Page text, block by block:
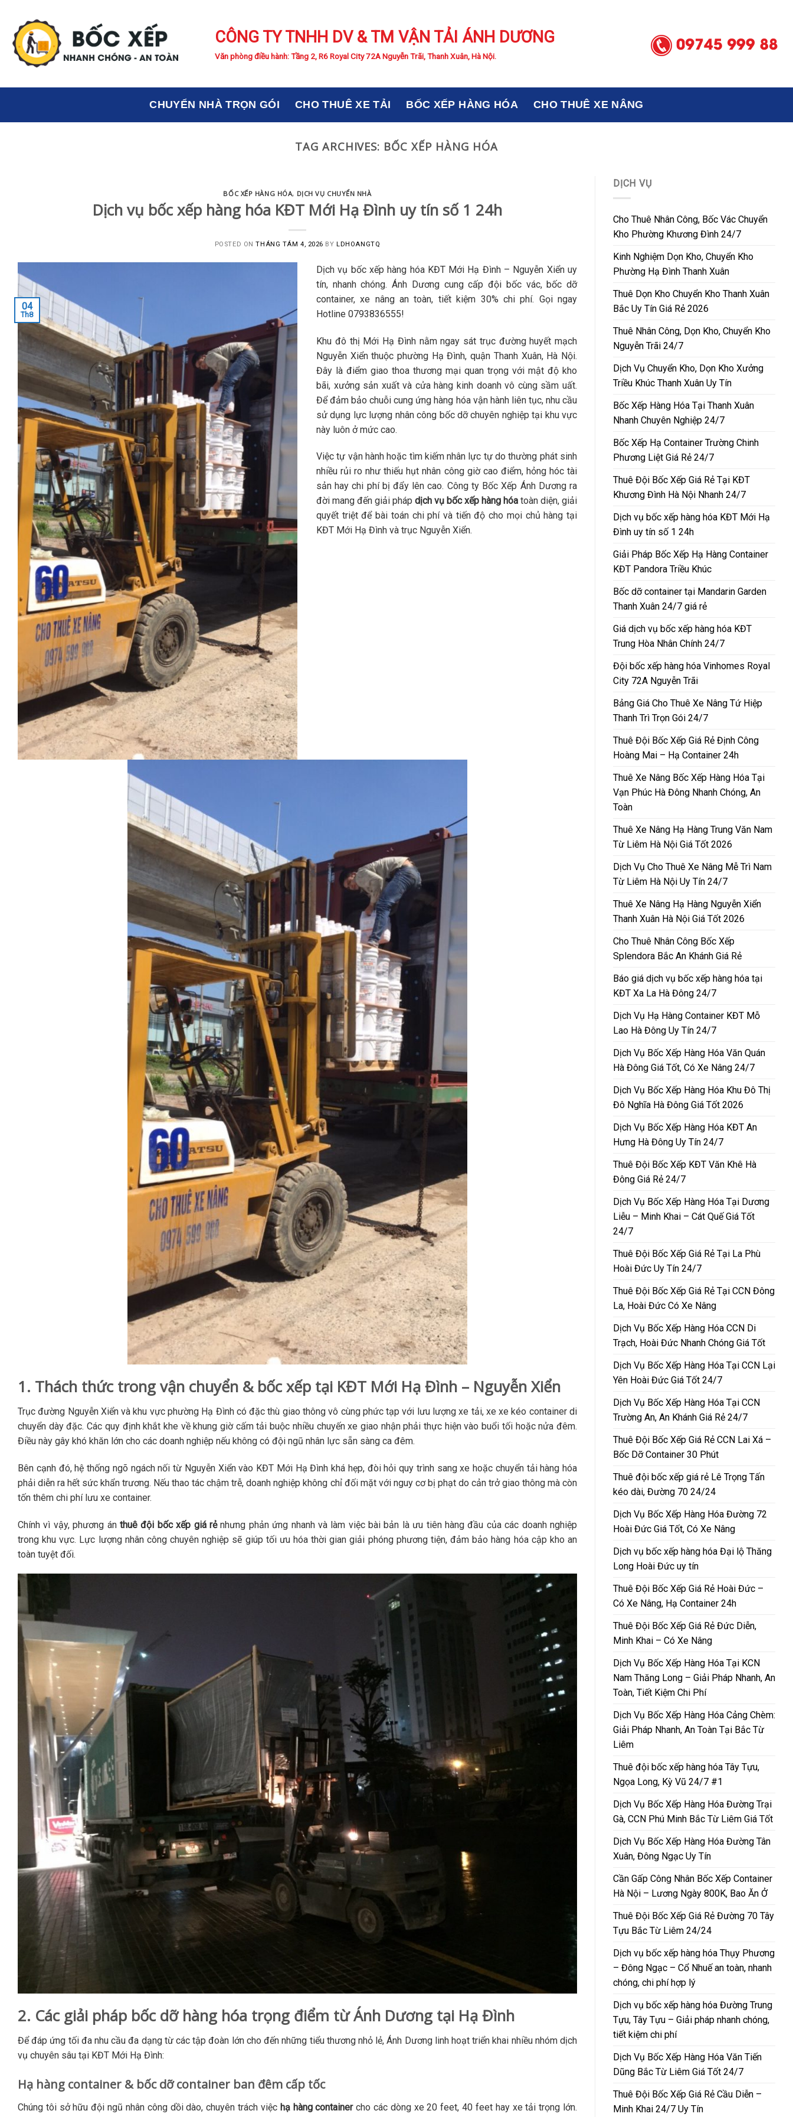
content
CÔNG TY TNHH DV & TM VẬN TẢI ÁNH DƯƠNG
Văn phòng điều hành: Tầng 2, R6 Royal City 72A Nguyễn Trãi, Thanh Xuân, Hà Nội.
CHUYỂN NHÀ TRỌN GÓI CHO THUÊ XE TẢI BỐC XẾP HÀNG HÓA CHO THUÊ XE NÂNG
TAG ARCHIVES: BỐC XẾP HÀNG HÓA
BỐC XẾP HÀNG HÓA, DỊCH VỤ CHUYỂN NHÀ
Dịch vụ bốc xếp hàng hóa KĐT Mới Hạ Đình uy tín số 1 24h
POSTED ONTHÁNG TÁM 4, 2026 BYLDHOANGTQ
04
Th8
Dịch vụ bốc xếp hàng hóa KĐT Mới Hạ Đình – Nguyễn Xiển uy
tín, nhanh chóng. Ánh Dương cung cấp đội bốc vác, bốc dỡ
container, xe nâng an toàn, tiết kiệm 30% chi phí. Gọi ngay
Hotline 0793836555!
Khu đô thị Mới Hạ Đình nằm ngay sát trục đường huyết mạch
Nguyễn Xiển thuộc phường Hạ Đình, quận Thanh Xuân, Hà Nội.
Đây là điểm giao thoa thương mại quan trọng với mật độ kho
bãi, xưởng sản xuất và cửa hàng kinh doanh vô cùng sầm uất.
Để đảm bảo chuỗi cung ứng hàng hóa vận hành liên tục, nhu cầu
sử dụng lực lượng nhân công bốc dỡ chuyên nghiệp tại khu vực
này luôn ở mức cao.
Việc tự vận hành hoặc tìm kiếm nhân lực tự do thường phát sinh
nhiều rủi ro như thiếu hụt nhân công giờ cao điểm, hỏng hóc tài
sản hay chi phí bị đẩy lên cao. Công ty Bốc Xếp Ánh Dương ra
đời mang đến giải pháp dịch vụ bốc xếp hàng hóa toàn diện, giải
quyết triệt để bài toán chi phí và tiến độ cho mọi chủ hàng tại
KĐT Mới Hạ Đình và trục Nguyễn Xiển.
1. Thách thức trong vận chuyển & bốc xếp tại KĐT Mới Hạ Đình – Nguyễn Xiển
Trục đường Nguyễn Xiển và khu vực phường Hạ Đình có đặc thù giao thông vô cùng phức tạp với lưu lượng xe tải, xe xe kéo container di
chuyển dày đặc. Các quy định khắt khe về khung giờ cấm tải buộc nhiều chuyến xe giao nhận phải thực hiện vào buổi tối hoặc nửa đêm.
Điều này gây khó khăn lớn cho các doanh nghiệp nếu không có đội ngũ nhân lực sẵn sàng ca đêm.
Bên cạnh đó, hệ thống ngõ ngách nối từ Nguyễn Xiển vào KĐT Mới Hạ Đình khá hẹp, đòi hỏi quy trình sang xe hoặc chuyển tải hàng hóa
phải diễn ra hết sức khẩn trương. Nếu thao tác chậm trễ, doanh nghiệp không chỉ đối mặt với nguy cơ bị phạt do cản trở giao thông mà còn
tốn thêm chi phí lưu xe container.
Chính vì vậy, phương án thuê đội bốc xếp giá rẻnhưng phản ứng nhanh và làm việc bài bản là ưu tiên hàng đầu của các doanh nghiệp
trong khu vực. Lực lượng nhân công chuyên nghiệp sẽ giúp tối ưu hóa thời gian giải phóng phương tiện, đảm bảo hàng hóa cập kho an
toàn tuyệt đối.
2. Các giải pháp bốc dỡ hàng hóa trọng điểm từ Ánh Dương tại Hạ Đình
Để đáp ứng tối đa nhu cầu đa dạng từ các tập đoàn lớn cho đến những tiểu thương nhỏ lẻ, Ánh Dương linh hoạt triển khai nhiều nhóm dịch
vụ chuyên sâu tại KĐT Mới Hạ Đình:
Hạ hàng container & bốc dỡ container ban đêm cấp tốc
Chúng tôi sở hữu đội ngũ nhân công dồi dào, chuyên trách việc hạ hàng containercho các dòng xe 20 feet, 40 feet hay xe tải trọng lớn.
DỊCH VỤ
Cho Thuê Nhân Công, Bốc Vác Chuyển
Kho Phường Khương Đình 24/7
Kinh Nghiệm Dọn Kho, Chuyển Kho
Phường Hạ Đình Thanh Xuân
Thuê Dọn Kho Chuyển Kho Thanh Xuân
Bắc Uy Tín Giá Rẻ 2026
Thuê Nhân Công, Dọn Kho, Chuyển Kho
Nguyễn Trãi 24/7
Dịch Vụ Chuyển Kho, Dọn Kho Xưởng
Triều Khúc Thanh Xuân Uy Tín
Bốc Xếp Hàng Hóa Tại Thanh Xuân
Nhanh Chuyên Nghiệp 24/7
Bốc Xếp Hạ Container Trường Chinh
Phương Liệt Giá Rẻ 24/7
Thuê Đội Bốc Xếp Giá Rẻ Tại KĐT
Khương Đình Hà Nội Nhanh 24/7
Dịch vụ bốc xếp hàng hóa KĐT Mới Hạ
Đình uy tín số 1 24h
Giải Pháp Bốc Xếp Hạ Hàng Container
KĐT Pandora Triều Khúc
Bốc dỡ container tại Mandarin Garden
Thanh Xuân 24/7 giá rẻ
Giá dịch vụ bốc xếp hàng hóa KĐT
Trung Hòa Nhân Chính 24/7
Đội bốc xếp hàng hóa Vinhomes Royal
City 72A Nguyễn Trãi
Bảng Giá Cho Thuê Xe Nâng Tứ Hiệp
Thanh Trì Trọn Gói 24/7
Thuê Đội Bốc Xếp Giá Rẻ Định Công
Hoàng Mai – Hạ Container 24h
Thuê Xe Nâng Bốc Xếp Hàng Hóa Tại
Vạn Phúc Hà Đông Nhanh Chóng, An
Toàn
Thuê Xe Nâng Hạ Hàng Trung Văn Nam
Từ Liêm Hà Nội Giá Tốt 2026
Dịch Vụ Cho Thuê Xe Nâng Mễ Trì Nam
Từ Liêm Hà Nội Uy Tín 24/7
Thuê Xe Nâng Hạ Hàng Nguyễn Xiển
Thanh Xuân Hà Nội Giá Tốt 2026
Cho Thuê Nhân Công Bốc Xếp
Splendora Bắc An Khánh Giá Rẻ
Báo giá dịch vụ bốc xếp hàng hóa tại
KĐT Xa La Hà Đông 24/7
Dịch Vụ Hạ Hàng Container KĐT Mỗ
Lao Hà Đông Uy Tín 24/7
Dịch Vụ Bốc Xếp Hàng Hóa Văn Quán
Hà Đông Giá Tốt, Có Xe Nâng 24/7
Dịch Vụ Bốc Xếp Hàng Hóa Khu Đô Thị
Đô Nghĩa Hà Đông Giá Tốt 2026
Dịch Vụ Bốc Xếp Hàng Hóa KĐT An
Hưng Hà Đông Uy Tín 24/7
Thuê Đội Bốc Xếp KĐT Văn Khê Hà
Đông Giá Rẻ 24/7
Dịch Vụ Bốc Xếp Hàng Hóa Tại Dương
Liễu – Minh Khai – Cát Quế Giá Tốt
24/7
Thuê Đội Bốc Xếp Giá Rẻ Tại La Phù
Hoài Đức Uy Tín 24/7
Thuê Đội Bốc Xếp Giá Rẻ Tại CCN Đông
La, Hoài Đức Có Xe Nâng
Dịch Vụ Bốc Xếp Hàng Hóa CCN Di
Trạch, Hoài Đức Nhanh Chóng Giá Tốt
Dịch Vụ Bốc Xếp Hàng Hóa Tại CCN Lại
Yên Hoài Đức Giá Tốt 24/7
Dịch Vụ Bốc Xếp Hàng Hóa Tại CCN
Trường An, An Khánh Giá Rẻ 24/7
Thuê Đội Bốc Xếp Giá Rẻ CCN Lai Xá –
Bốc Dỡ Container 30 Phút
Thuê đội bốc xếp giá rẻ Lê Trọng Tấn
kéo dài, Đường 70 24/24
Dịch Vụ Bốc Xếp Hàng Hóa Đường 72
Hoài Đức Giá Tốt, Có Xe Nâng
Dịch vụ bốc xếp hàng hóa Đại lộ Thăng
Long Hoài Đức uy tín
Thuê Đội Bốc Xếp Giá Rẻ Hoài Đức –
Có Xe Nâng, Hạ Container 24h
Thuê Đội Bốc Xếp Giá Rẻ Đức Diễn,
Minh Khai – Có Xe Nâng
Dịch Vụ Bốc Xếp Hàng Hóa Tại KCN
Nam Thăng Long – Giải Pháp Nhanh, An
Toàn, Tiết Kiệm Chi Phí
Dịch Vụ Bốc Xếp Hàng Hóa Cảng Chèm:
Giải Pháp Nhanh, An Toàn Tại Bắc Từ
Liêm
Thuê đội bốc xếp hàng hóa Tây Tựu,
Ngọa Long, Kỳ Vũ 24/7 #1
Dịch Vụ Bốc Xếp Hàng Hóa Đường Trại
Gà, CCN Phú Minh Bắc Từ Liêm Giá Tốt
Dịch Vụ Bốc Xếp Hàng Hóa Đường Tân
Xuân, Đông Ngạc Uy Tín
Cần Gấp Công Nhân Bốc Xếp Container
Hà Nội – Lương Ngày 800K, Bao Ăn Ở
Thuê Đội Bốc Xếp Giá Rẻ Đường 70 Tây
Tựu Bắc Từ Liêm 24/24
Dịch vụ bốc xếp hàng hóa Thụy Phương
– Đông Ngạc – Cổ Nhuế an toàn, nhanh
chóng, chi phí hợp lý
Dịch vụ bốc xếp hàng hóa Đường Trung
Tựu, Tây Tựu – Giải pháp nhanh chóng,
tiết kiệm chi phí
Dịch Vụ Bốc Xếp Hàng Hóa Văn Tiến
Dũng Bắc Từ Liêm Giá Tốt 24/7
Thuê Đội Bốc Xếp Giá Rẻ Cầu Diễn –
Minh Khai 24/7 Uy Tín